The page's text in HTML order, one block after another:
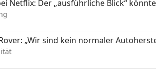
Netflix: Der „ausführliche Blick“
„Wir sind kein normaler